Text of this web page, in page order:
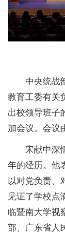
中央统战
教育工委有关
出校领导班子
加会议。会议
宋献中深
年的经历。他
以对党负责、
见证了学校点
临暨南大学视
部、广东省人